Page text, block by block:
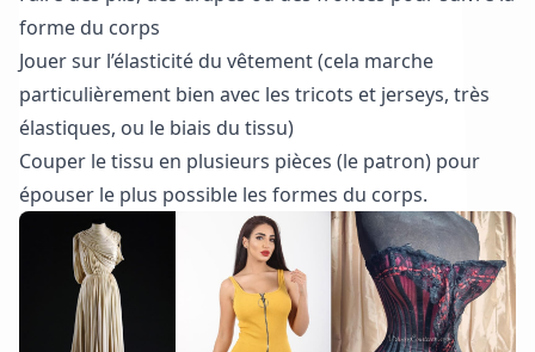
forme du corps
Jouer sur l’élasticité du vêtement (cela marche
particulièrement bien avec les tricots et jerseys, très
élastiques, ou le biais du tissu)
Couper le tissu en plusieurs pièces (le patron) pour
épouser le plus possible les formes du corps.